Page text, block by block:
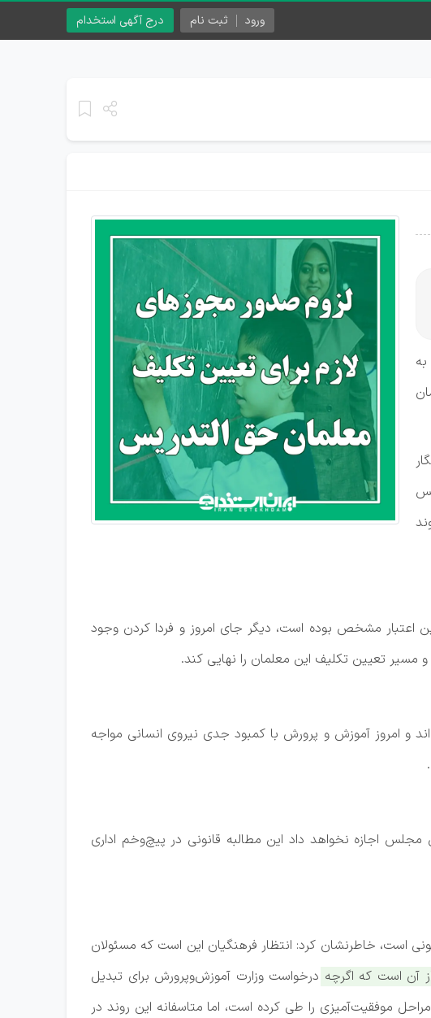
درج آگهی استخدام ورود ثبت نام
اعتبار مشخص بوده است، دیگر جای امروز و فردا کردن وجود
مسیر تعیین تکلیف این معلمان را نهایی کند.
امروز آموزش و پرورش با کمبود جدی نیروی انسانی مواجه
اجازه نخواهد داد این مطالبه قانونی در پیچ‌وخم اداری
است، خاطرنشان کرد: انتظار فرهنگیان این است که مسئولان
آن است که اگرچه درخواست وزارت آموزش‌وپرورش برای تبدیل
موفقیت‌آمیزی را طی کرده است، اما متاسفانه این روند در